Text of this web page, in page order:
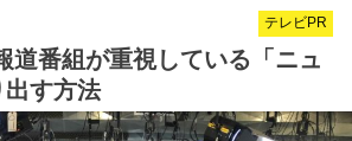
テレビPR
道番組が重視している「ニュ
出す方法